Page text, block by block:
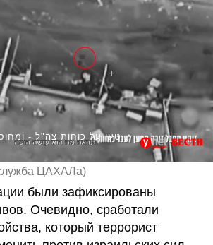
797892#מחבל זורק מטען על כוחות צה"ל - ומחוסל מהאוויר
ЦАХАЛа)
были зафиксированы
Очевидно, сработали
который террорист